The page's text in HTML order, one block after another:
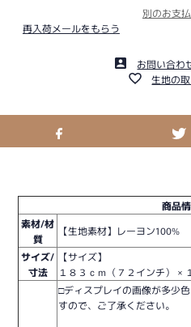
別のお支
再入荷メールをもらう
お問い合わ
生地の
商品
素材/材
質
【生地素材】レーヨン100%
サイズ/
寸法
【サイズ】
１８３ｃｍ（７２インチ） ×
□ディスプレイの画像が多少
すので、ご了承ください。